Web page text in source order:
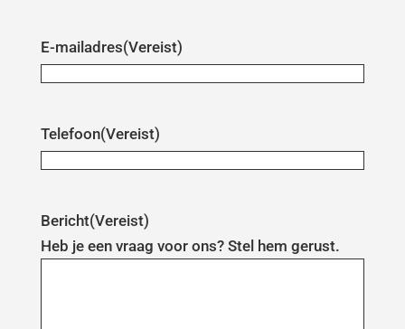
E-mailadres(Vereist)
Telefoon(Vereist)
Bericht(Vereist)
Heb je een vraag voor ons? Stel hem gerust.